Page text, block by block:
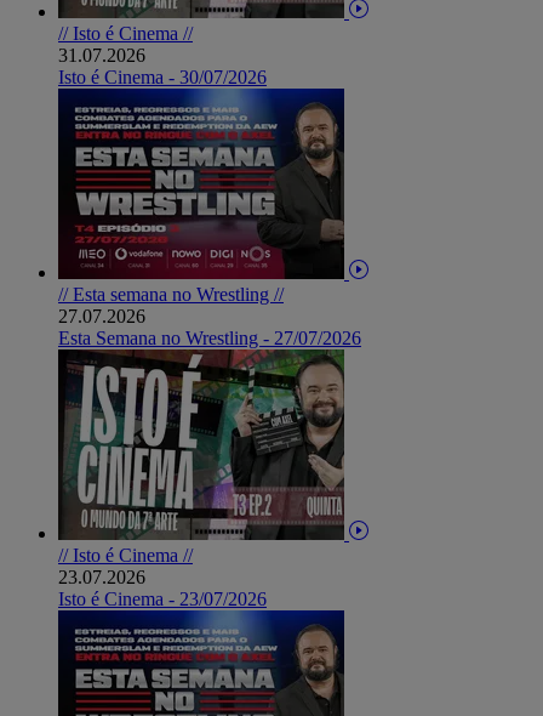
// Isto é Cinema //
31.07.2026
Isto é Cinema - 30/07/2026
// Esta semana no Wrestling //
27.07.2026
Esta Semana no Wrestling - 27/07/2026
// Isto é Cinema //
23.07.2026
Isto é Cinema - 23/07/2026